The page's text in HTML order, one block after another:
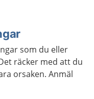
som du eller
räcker med att du
orsaken. Anmäl